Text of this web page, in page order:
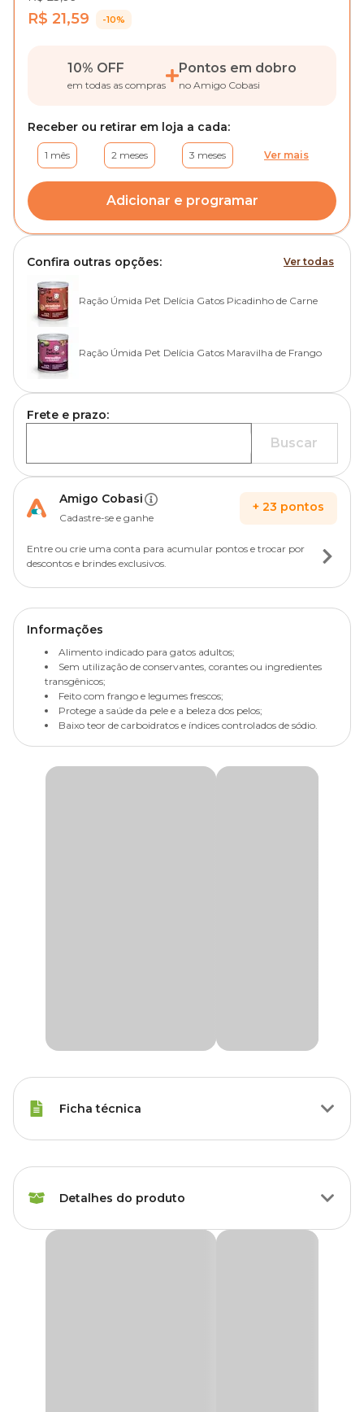
R$ 21,59 -10%
10% OFF
em todas as compras
Pontos em dobro
no Amigo Cobasi
Receber ou retirar em loja a cada:
1 mês 2 meses 3 meses Ver mais
Adicionar e programar
Confira outras opções: Ver todas
Ração Úmida Pet Delícia Gatos Picadinho de Carne
Ração Úmida Pet Delícia Gatos Maravilha de Frango
Frete e prazo:
Buscar
Amigo Cobasi
Cadastre-se e ganhe
+ 23 pontos
Entre ou crie uma conta para acumular pontos e trocar por
descontos e brindes exclusivos.
Informações
Alimento indicado para gatos adultos;
Sem utilização de conservantes, corantes ou ingredientes
transgênicos;
Feito com frango e legumes frescos;
Protege a saúde da pele e a beleza dos pelos;
Baixo teor de carboidratos e índices controlados de sódio.
Ficha técnica
Peso da Ração 320 g
Detalhes do produto